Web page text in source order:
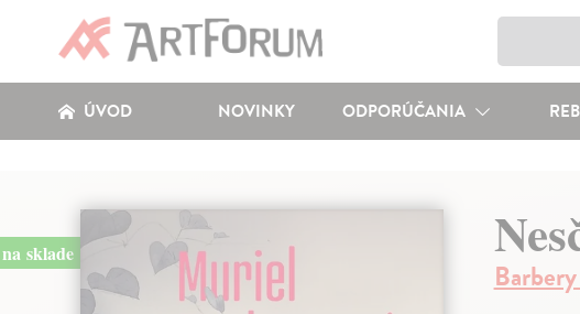
ÚVOD NOVINKY ODPORÚČANIA
na sklade